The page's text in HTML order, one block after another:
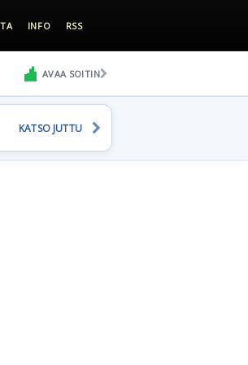
INFO RSS
AVAA SOITIN
KATSO JUTTU